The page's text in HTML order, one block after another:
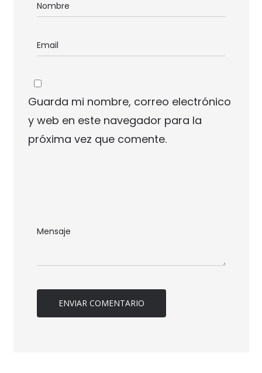
Guarda mi nombre, correo electrónico
y web en este navegador para la
próxima vez que comente.